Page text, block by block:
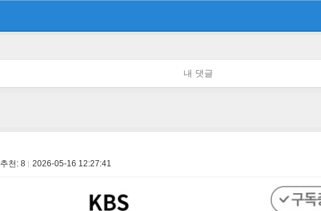
내 댓글
추천: 8 2026-05-16 12:27:41